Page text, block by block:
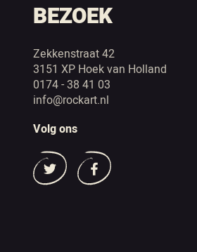
BEZOEK
Zekkenstraat 42
3151 XP Hoek van Holland
0174 - 38 41 03
info@rockart.nl
Volg ons